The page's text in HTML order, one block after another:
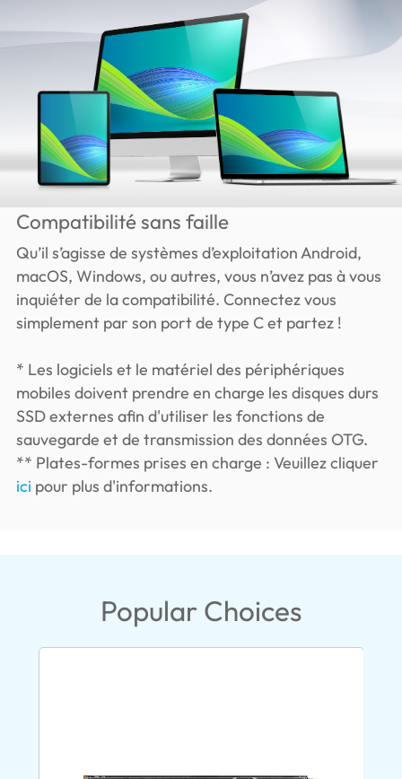
Compatibilité sans faille
Qu’il s’agisse de systèmes d’exploitation Android,
macOS, Windows, ou autres, vous n’avez pas à vous
inquiéter de la compatibilité. Connectez vous
simplement par son port de type C et partez !
* Les logiciels et le matériel des périphériques
mobiles doivent prendre en charge les disques durs
SSD externes afin d'utiliser les fonctions de
sauvegarde et de transmission des données OTG.
** Plates-formes prises en charge : Veuillez cliquer
ici pour plus d'informations.
Popular Choices